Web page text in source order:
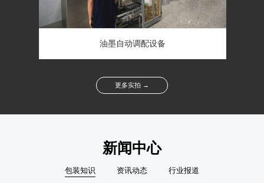
油墨自动调配设备
凌云在线检测设备印刷机
更多实拍 →
新闻中心
包装知识 资讯动态 行业报道